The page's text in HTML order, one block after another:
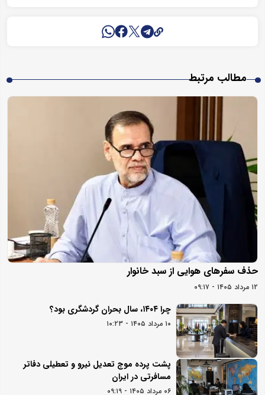
مطالب مرتبط
حذف سفرهای هوایی از سبد خانوار
۱۲ مرداد ۱۴۰۵ - ۰۹:۱۷
چرا ۱۴۰۴، سال بحران گردشگری بود؟
۱۰ مرداد ۱۴۰۵ - ۱۰:۲۳
پشت پرده موج تعدیل نیرو و تعطیلی دفاتر
مسافرتی در ایران
۰۶ مرداد ۱۴۰۵ - ۰۹:۱۹